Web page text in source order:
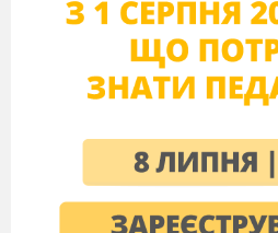
Під час виконання квесту
користуватися мобільними
Кожен клас ділимо на
поділу можна використати
чотирьох кольорів).
станції. У кабінетах дітей